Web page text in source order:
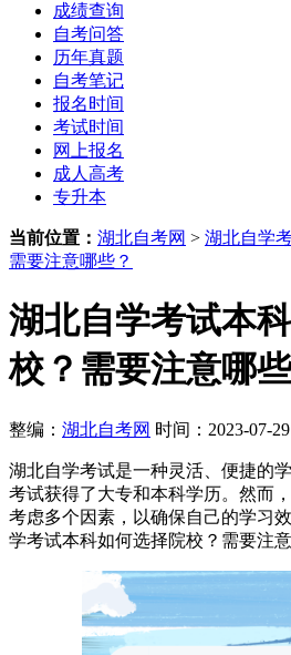
成绩查询
自考问答
历年真题
自考笔记
报名时间
考试时间
网上报名
成人高考
专升本
当前位置： 湖北自考网 > 湖北自学
需要注意哪些？
湖北自学考试本
校？需要注意哪
整编： 湖北自考网 时间：2023-07-
湖北自学考试是一种灵活、便捷的
考试获得了大专和本科学历。然而
考虑多个因素，以确保自己的学习
学考试本科如何选择院校？需要注